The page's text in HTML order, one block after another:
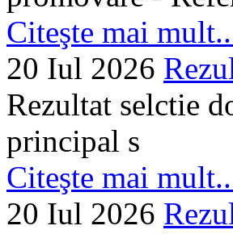
Citeşte mai
20 Iul 2026
Rezultat selctie
principal s
Citeşte mai
20 Iul 2026